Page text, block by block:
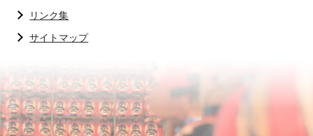
リンク集
サイトマップ